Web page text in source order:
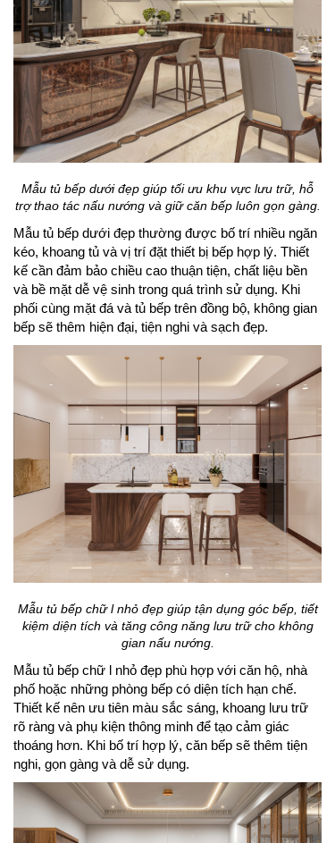
Mẫu tủ bếp dưới đẹp giúp tối ưu khu vực lưu trữ, hỗ
trợ thao tác nấu nướng và giữ căn bếp luôn gọn gàng.
Mẫu tủ bếp dưới đẹp thường được bố trí nhiều ngăn
kéo, khoang tủ và vị trí đặt thiết bị bếp hợp lý. Thiết
kế cần đảm bảo chiều cao thuận tiện, chất liệu bền
và bề mặt dễ vệ sinh trong quá trình sử dụng. Khi
phối cùng mặt đá và tủ bếp trên đồng bộ, không gian
bếp sẽ thêm hiện đại, tiện nghi và sạch đẹp.
Mẫu tủ bếp chữ l nhỏ đẹp giúp tận dụng góc bếp, tiết
kiệm diện tích và tăng công năng lưu trữ cho không
gian nấu nướng.
Mẫu tủ bếp chữ l nhỏ đẹp phù hợp với căn hộ, nhà
phố hoặc những phòng bếp có diện tích hạn chế.
Thiết kế nên ưu tiên màu sắc sáng, khoang lưu trữ
rõ ràng và phụ kiện thông minh để tạo cảm giác
thoáng hơn. Khi bố trí hợp lý, căn bếp sẽ thêm tiện
nghi, gọn gàng và dễ sử dụng.